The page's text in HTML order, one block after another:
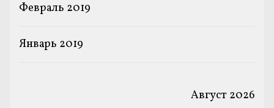
Февраль 2019
Январь 2019
Август 2026